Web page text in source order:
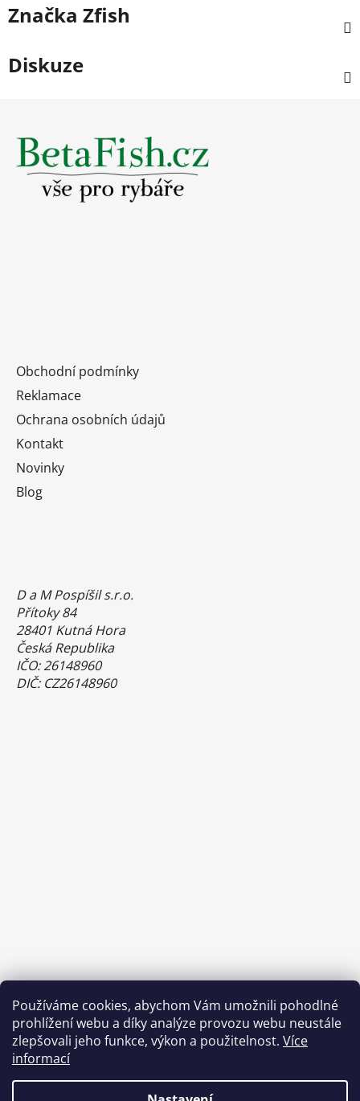
Používáme cookies, abychom Vám umožnili pohodlné
prohlížení webu a díky analýze provozu webu neustále
zlepšovali jeho funkce, výkon a použitelnost. Více
informací
Značka Zfish
Diskuze
Obchodní podmínky
Reklamace
Ochrana osobních údajů
Kontakt
Novinky
Blog
D a M Pospíšil s.r.o.
Přítoky 84
28401 Kutná Hora
Česká Republika
IČO: 26148960
DIČ: CZ26148960
Benefity Pluxee - Sodexo